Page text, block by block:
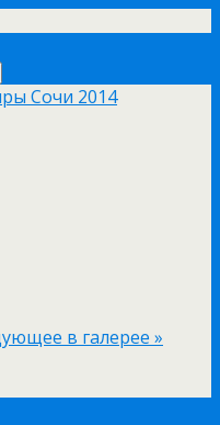
Сочи 2014
в галерее »